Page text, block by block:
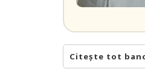
Citește tot